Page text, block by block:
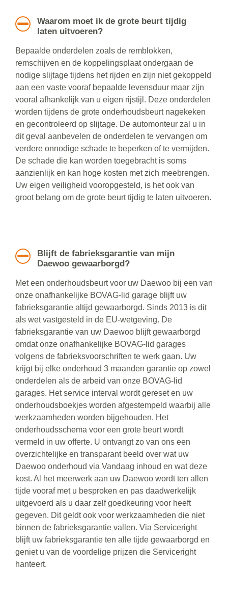
Waarom moet ik de grote beurt tijdig
laten uitvoeren?
Bepaalde onderdelen zoals de remblokken,
remschijven en de koppelingsplaat ondergaan de
nodige slijtage tijdens het rijden en zijn niet gekoppeld
aan een vaste vooraf bepaalde levensduur maar zijn
vooral afhankelijk van u eigen rijstijl. Deze onderdelen
worden tijdens de grote onderhoudsbeurt nagekeken
en gecontroleerd op slijtage. De automonteur zal u in
dit geval aanbevelen de onderdelen te vervangen om
verdere onnodige schade te beperken of te vermijden.
De schade die kan worden toegebracht is soms
aanzienlijk en kan hoge kosten met zich meebrengen.
Uw eigen veiligheid vooropgesteld, is het ook van
groot belang om de grote beurt tijdig te laten uitvoeren.
Blijft de fabrieksgarantie van mijn
Daewoo gewaarborgd?
Met een onderhoudsbeurt voor uw Daewoo bij een van
onze onafhankelijke BOVAG-lid garage blijft uw
fabrieksgarantie altijd gewaarborgd. Sinds 2013 is dit
als wet vastgesteld in de EU-wetgeving. De
fabrieksgarantie van uw Daewoo blijft gewaarborgd
omdat onze onafhankelijke BOVAG-lid garages
volgens de fabrieksvoorschriften te werk gaan. Uw
krijgt bij elke onderhoud 3 maanden garantie op zowel
onderdelen als de arbeid van onze BOVAG-lid
garages. Het service interval wordt gereset en uw
onderhoudsboekjes worden afgestempeld waarbij alle
werkzaamheden worden bijgehouden. Het
onderhoudsschema voor een grote beurt wordt
vermeld in uw offerte. U ontvangt zo van ons een
overzichtelijke en transparant beeld over wat uw
Daewoo onderhoud via Vandaag inhoud en wat deze
kost. Al het meerwerk aan uw Daewoo wordt ten allen
tijde vooraf met u besproken en pas daadwerkelijk
uitgevoerd als u daar zelf goedkeuring voor heeft
gegeven. Dit geldt ook voor werkzaamheden die niet
binnen de fabrieksgarantie vallen. Via Serviceright
blijft uw fabrieksgarantie ten alle tijde gewaarborgd en
geniet u van de voordelige prijzen die Serviceright
hanteert.